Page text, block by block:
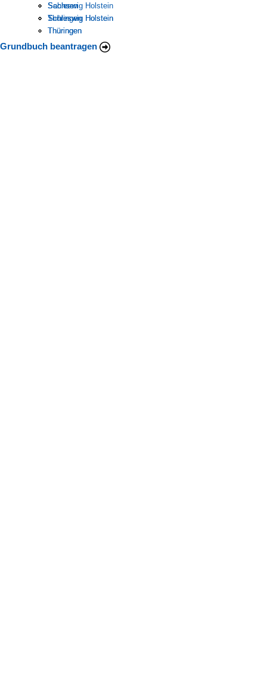
Schleswig Holstein
Thüringen
Grundbuch beantragen
Sachsen
Schleswig Holstein
Thüringen
Sachsen
Schleswig Holstein
Thüringen